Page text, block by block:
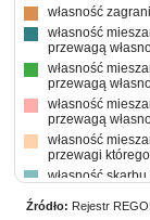
własność
własność
przewagą
własność
przewagą
własność
przewagą
własność
przewagi
własność
własności
Źródło: Rejestr